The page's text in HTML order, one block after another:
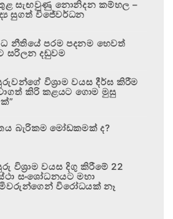
සැඟවුණු නොනිදන කම්හල –
සුගත් විජේවර්ධන
නීතියේ පරම පදනම හෙවත්
සරිලන දඬුවම
විශ්‍රාම වයස දීර්ඝ කිරීම
කිරි කළයට ගොම මුසු
බැරිකම මෝඩකමක් ද?
විශ්‍රාම වයස දිගු කිරීමේ 22
සංශෝධනයට මහා
විරෝධයක් නෑ